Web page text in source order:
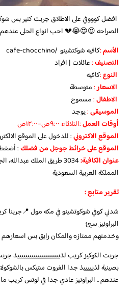
افضل كوووفي على الاطلاق جربت كثير بس
الصراحه 😍😍😭💔 احب انواع الحلى
الأسم:كافيه شوكتشينو /cafe-chocchino
التصنيف:عائلات | افراد
النوع:كافيه
الاسعار:متوسطة
الاطفال:مسموح
الموسيقى:يوجد
‏أوقات العمل:الثلاثاء ٩:٠٠ص–١٢:٠٠ص
الموقع الاكتروني: للدخول على الموقع
الموقع على خرائط جوجل من فضلك:
عنوان الكافية:
المملكة العربية السعودية
تقرير متابع :
شدني كوفي شوكوتشينو في مكه مول 📍جربنا
البراونيز سيئ
وخدمتهم ممتازه والمكان رايق بس اسعارهم
جربت الكوكيز كريب
بصينية لذيييييذ جدا الفروت ستيكس
عندهم .. البراونيز عادي جدا في لوتس كريب